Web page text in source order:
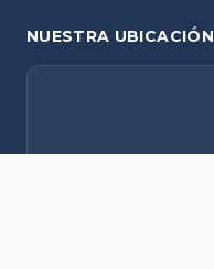
NUESTRA UBICACIÓN